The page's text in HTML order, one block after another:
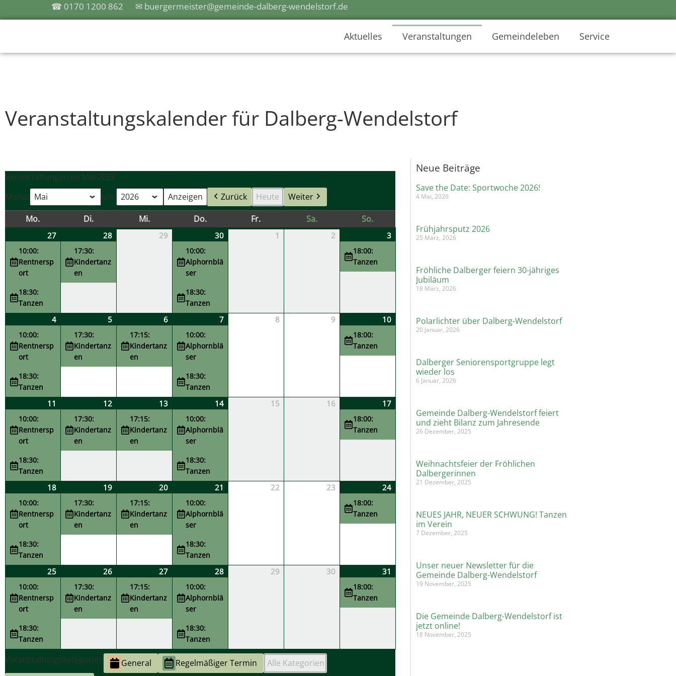
☎ 0170 1200 862 ✉ buergermeister@gemeinde-dalberg-wendelstorf.de
Aktuelles Veranstaltungen Gemeindeleben Service
Veranstaltungskalender für Dalberg-Wendelstorf
Veranstaltungen im Mai 2026
Monat
Jahr Zurück Heute
Weiter
Mo.
Di. Mi. Do. Fr. Sa. So.
27
10:00:
Rentnersp
ort
18:30:
Tanzen
28
17:30:
Kindertanz
en
29 30
10:00:
Alphornblä
ser
18:30:
Tanzen
1 2 3
18:00:
Tanzen
4
10:00:
Rentnersp
ort
18:30:
Tanzen
5
17:30:
Kindertanz
en
6
17:15:
Kindertanz
en
7
10:00:
Alphornblä
ser
18:30:
Tanzen
8 9 10
18:00:
Tanzen
11
10:00:
Rentnersp
ort
18:30:
Tanzen
12
17:30:
Kindertanz
en
13
17:15:
Kindertanz
en
14
10:00:
Alphornblä
ser
18:30:
Tanzen
15 16 17
18:00:
Tanzen
18
10:00:
Rentnersp
ort
18:30:
Tanzen
19
17:30:
Kindertanz
en
20
17:15:
Kindertanz
en
21
10:00:
Alphornblä
ser
18:30:
Tanzen
22 23 24
18:00:
Tanzen
25
10:00:
Rentnersp
ort
18:30:
Tanzen
26
17:30:
Kindertanz
en
27
17:15:
Kindertanz
en
28
10:00:
Alphornblä
ser
18:30:
Tanzen
29 30 31
18:00:
Tanzen
Veranstaltungskategorien General Regelmäßiger Termin
Alle Kategorien
Neue Beiträge
Save the Date: Sportwoche 2026!
4 Mai, 2026
Frühjahrsputz 2026
25 März, 2026
Fröhliche Dalberger feiern 30-jähriges
Jubiläum
18 März, 2026
Polarlichter über Dalberg-Wendelstorf
20 Januar, 2026
Dalberger Seniorensportgruppe legt
wieder los
6 Januar, 2026
Gemeinde Dalberg-Wendelstorf feiert
und zieht Bilanz zum Jahresende
26 Dezember, 2025
Weihnachtsfeier der Fröhlichen
Dalbergerinnen
21 Dezember, 2025
NEUES JAHR, NEUER SCHWUNG! Tanzen
im Verein
7 Dezember, 2025
Unser neuer Newsletter für die
Gemeinde Dalberg-Wendelstorf
19 November, 2025
Die Gemeinde Dalberg-Wendelstorf ist
jetzt online!
18 November, 2025